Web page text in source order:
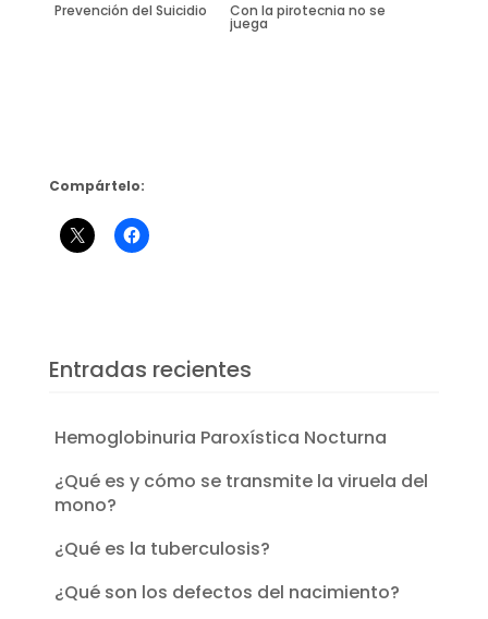
Prevención del Suicidio Con la pirotecnia no se
juega
Compártelo:
Entradas recientes
Hemoglobinuria Paroxística Nocturna
¿Qué es y cómo se transmite la viruela del
mono?
¿Qué es la tuberculosis?
¿Qué son los defectos del nacimiento?